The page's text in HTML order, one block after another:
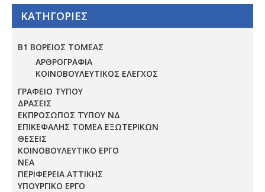
ΚΑΤΗΓΟΡΙΕΣ
Β1 ΒΟΡΕΙΟΣ ΤΟΜΕΑΣ
ΑΡΘΡΟΓΡΑΦΙΑ
ΚΟΙΝΟΒΟΥΛΕΥΤΙΚΟΣ ΕΛΕΓΧΟΣ
ΓΡΑΦΕΙΟ ΤΥΠΟΥ
ΔΡΑΣΕΙΣ
ΕΚΠΡΟΣΩΠΟΣ ΤΥΠΟΥ ΝΔ
ΕΠΙΚΕΦΑΛΗΣ ΤΟΜΕΑ ΕΞΩΤΕΡΙΚΩΝ
ΘΕΣΕΙΣ
ΚΟΙΝΟΒΟΥΛΕΥΤΙΚΟ ΕΡΓΟ
ΝΕΑ
ΠΕΡΙΦΕΡΕΙΑ ΑΤΤΙΚΗΣ
ΥΠΟΥΡΓΙΚΟ ΕΡΓΟ